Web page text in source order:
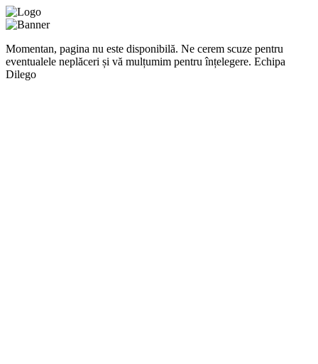
Momentan, pagina nu este disponibilă. Ne cerem scuze pentru
eventualele neplăceri și vă mulțumim pentru înțelegere. Echipa
Dilego